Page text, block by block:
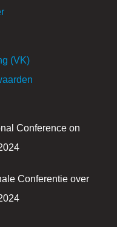
(VK)
Conference on
Conferentie over